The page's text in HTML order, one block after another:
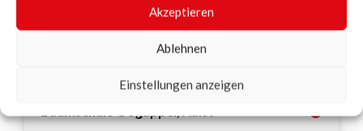
Akzeptieren
Ablehnen
Einstellungen anzeigen
IKO enertherm